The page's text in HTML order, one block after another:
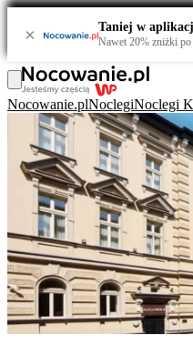
× Taniej w
Nawet 20% zniżki
Nocowanie.plNoclegiNoclegi